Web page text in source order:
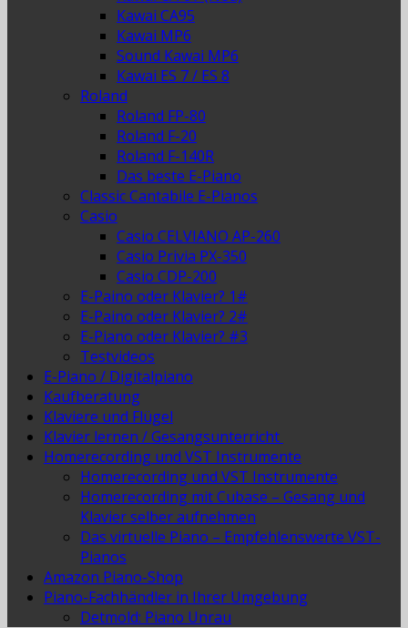
Kawai CA95
Kawai MP6
Sound Kawai MP6
Kawai ES 7 / ES 8
Roland
Roland FP-80
Roland F-20
Roland F-140R
Das beste E-Piano
Classic Cantabile E-Pianos
Casio
Casio CELVIANO AP-260
Casio Privia PX-350
Casio CDP-200
E-Paino oder Klavier? 1#
E-Paino oder Klavier? 2#
E-Piano oder Klavier? #3
Testvideos
E-Piano / Digitalpiano
Kaufberatung
Klaviere und Flügel
Klavier lernen / Gesangsunterricht
Homerecording und VST Instrumente
Homerecording und VST Instrumente
Homerecording mit Cubase – Gesang und
Klavier selber aufnehmen
Das virtuelle Piano – Empfehlenswerte VST-
Pianos
Amazon Piano-Shop
Piano-Fachhändler in Ihrer Umgebung
Detmold: Piano Unrau